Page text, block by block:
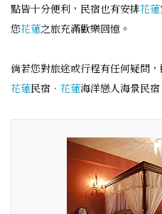
點皆十分便利，民宿也有安排花蓮
您花蓮之旅充滿歡樂回憶。
倘若您對旅途或行程有任何疑問
花蓮民宿． 花蓮海洋戀人海景民宿